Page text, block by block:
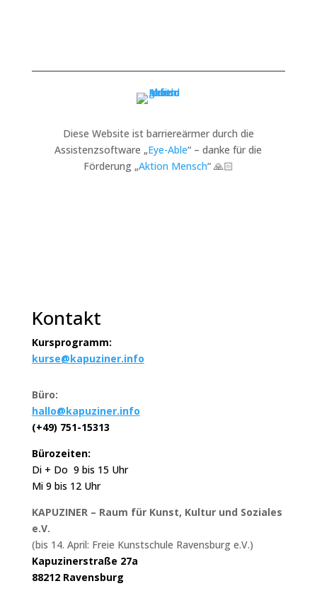
Diese Website ist barriereärmer durch die
Assistenzsoftware „Eye-Able“ – danke für die
Förderung „Aktion Mensch“ 🙏🏻
Kontakt
Kursprogramm:
kurse@kapuziner.info
Büro:
hallo@kapuziner.info
(+49) 751-15313
Bürozeiten:
Di + Do 9 bis 15 Uhr
Mi 9 bis 12 Uhr
KAPUZINER – Raum für Kunst, Kultur und Soziales
e.V.
(bis 14. April: Freie Kunstschule Ravensburg e.V.)
Kapuzinerstraße 27a
88212 Ravensburg